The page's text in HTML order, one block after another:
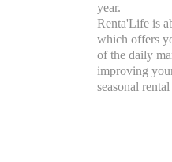
year.
Renta'Life is
which offers
of the daily
improving
seasonal